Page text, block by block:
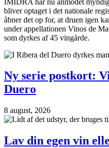
bliver optaget i det nationale
åbner det op for, at druen igen
under appellationen Vinos de
som dyrkes af 45 vingårde.
Ny serie postkort:
Duero
8 august, 2026
Lav din egen vin